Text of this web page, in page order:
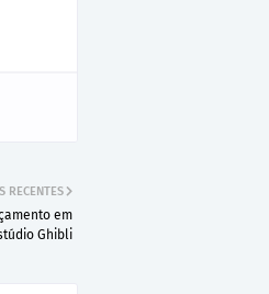
RECENTES
em
Ghibli